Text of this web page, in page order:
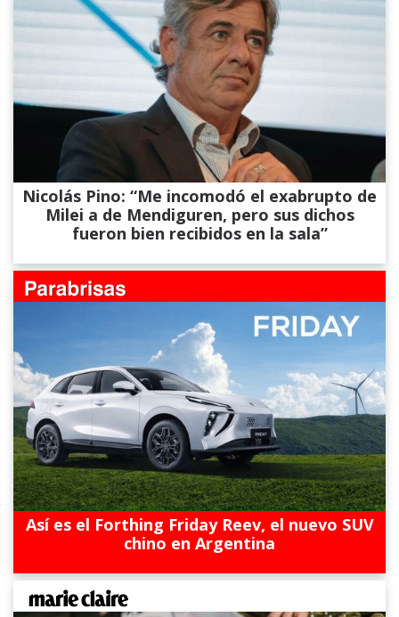
Nicolás Pino: “Me incomodó el exabrupto de
Milei a de Mendiguren, pero sus dichos
fueron bien recibidos en la sala”
Así es el Forthing Friday Reev, el nuevo SUV
chino en Argentina